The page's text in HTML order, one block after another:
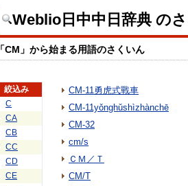
Weblio日中中日辞典 の
「CM」から始まる用語のさくいん
絞込み
C
CA
CB
CC
CD
CE
CM-11勇虎式戰車
CM-11yǒnghǔshìzhànchē
CM-32
cm/s
ＣＭ／Ｔ
CM/T